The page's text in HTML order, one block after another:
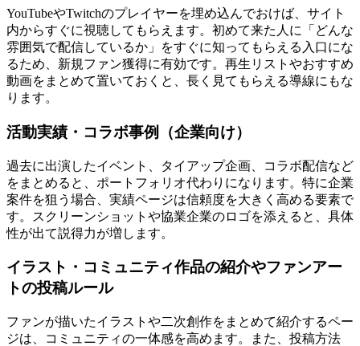
YouTubeやTwitchのプレイヤーを埋め込んでおけば、サイト
内からすぐに視聴してもらえます。初めて来た人に「どんな
雰囲気で配信しているか」をすぐに知ってもらえる入口にな
るため、新規ファン獲得に有効です。再生リストやおすすめ
動画をまとめて置いておくと、長く見てもらえる導線にもな
ります。
活動実績・コラボ事例（企業向け）
過去に出演したイベント、タイアップ企画、コラボ配信など
をまとめると、ポートフォリオ代わりになります。特に企業
案件を狙う場合、実績ページは信頼度を大きく高める要素で
す。スクリーンショットや協業企業のロゴを添えると、具体
性が出て説得力が増します。
イラスト・コミュニティ作品の紹介やファンアー
トの投稿ルール
ファンが描いたイラストや二次創作をまとめて紹介するペー
ジは、コミュニティの一体感を高めます。また、投稿方法